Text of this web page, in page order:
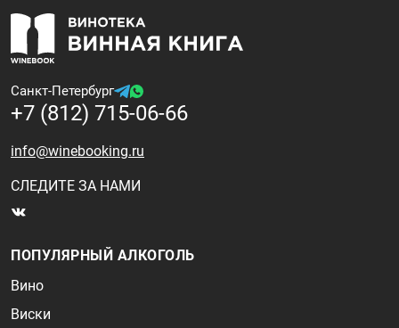
Санкт-Петербург
+7 (812) 715-06-66
info@winebooking.ru
СЛЕДИТЕ ЗА НАМИ
ПОПУЛЯРНЫЙ АЛКОГОЛЬ
Вино
Виски